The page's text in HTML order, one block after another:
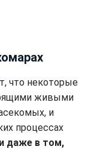
что некоторые
живыми
и
процессах
даже в том,